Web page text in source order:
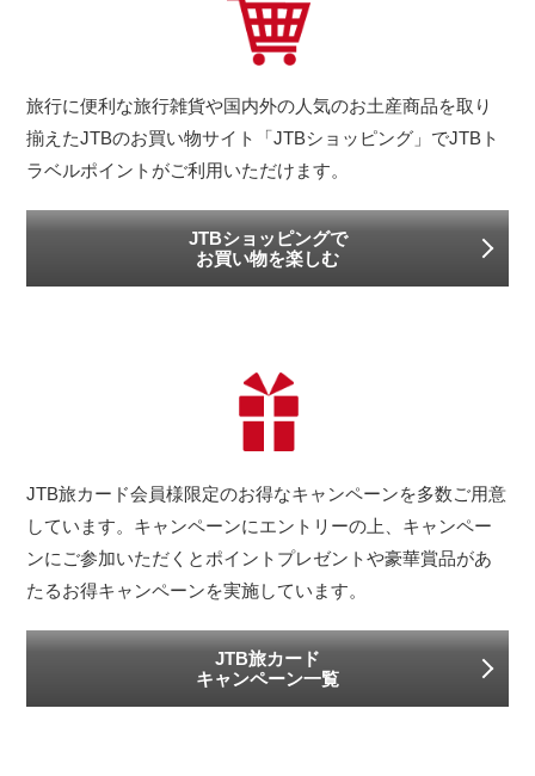
旅行に便利な旅行雑貨や国内外の人気のお土産商品を取り
揃えたJTBのお買い物サイト「JTBショッピング」でJTBト
ラベルポイントがご利用いただけます。
JTBショッピングで
お買い物を楽しむ
JTB旅カード会員様限定のお得なキャンペーンを多数ご用意
しています。キャンペーンにエントリーの上、キャンペー
ンにご参加いただくとポイントプレゼントや豪華賞品があ
たるお得キャンペーンを実施しています。
JTB旅カード
キャンペーン一覧